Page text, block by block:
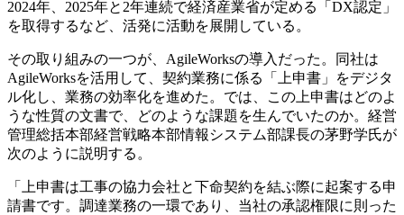
2024年、2025年と2年連続で経済産業省が定める「DX認定」
を取得するなど、活発に活動を展開している。
その取り組みの一つが、AgileWorksの導入だった。同社は
AgileWorksを活用して、契約業務に係る「上申書」をデジタ
ル化し、業務の効率化を進めた。では、この上申書はどのよ
うな性質の文書で、どのような課題を生んでいたのか。経営
管理総括本部経営戦略本部情報システム部課長の茅野学氏が
次のように説明する。
「上申書は工事の協力会社と下命契約を結ぶ際に起案する申
請書です。調達業務の一環であり、当社の承認権限に則った